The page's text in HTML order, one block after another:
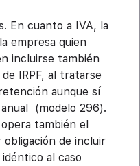
En cuanto a IVA, la
empresa quien
incluirse también
IRPF, al tratarse
aunque sí
(modelo 296).
también el
obligación de incluir
al caso